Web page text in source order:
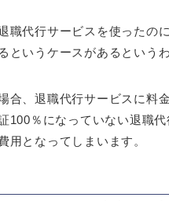
職代行サービスを使ったの
というケースがあるというわ
合、退職代行サービスに料
100％になっていない退職
用となってしまいます。